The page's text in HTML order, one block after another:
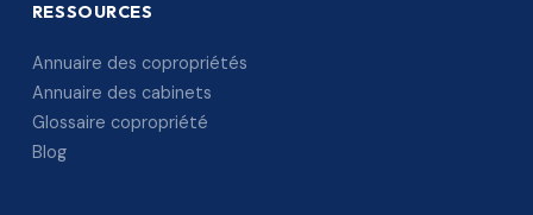
RESSOURCES
Annuaire des copropriétés
Annuaire des cabinets
Glossaire copropriété
Blog